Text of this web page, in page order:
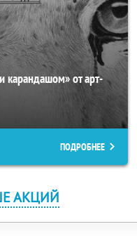
карандашом» от арт-
ПОДРОБНЕЕ
АКЦИЙ